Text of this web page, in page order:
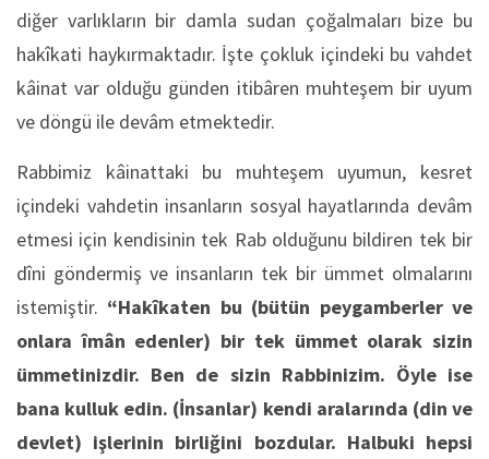
diğer varlıkların bir damla sudan çoğalmaları bize bu
hakîkati haykırmaktadır. İşte çokluk içindeki bu vahdet
kâinat var olduğu günden itibâren muhteşem bir uyum
ve döngü ile devâm etmektedir.
Rabbimiz kâinattaki bu muhteşem uyumun, kesret
içindeki vahdetin insanların sosyal hayatlarında devâm
etmesi için kendisinin tek Rab olduğunu bildiren tek bir
dîni göndermiş ve insanların tek bir ümmet olmalarını
istemiştir. “Hakîkaten bu (bütün peygamberler ve
onlara îmân edenler) bir tek ümmet olarak sizin
ümmetinizdir. Ben de sizin Rabbinizim. Öyle ise
bana kulluk edin. (İnsanlar) kendi aralarında (din ve
devlet) işlerinin birliğini bozdular. Halbuki hepsi